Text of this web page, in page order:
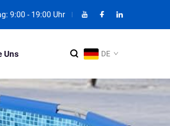
9:00 - 19:00 Uhr
Uns DE